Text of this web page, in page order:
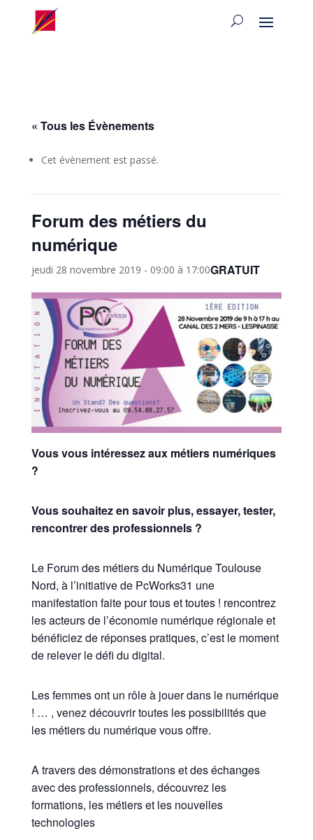
« Tous les Évènements
Cet évènement est passé.
Forum des métiers du
numérique
jeudi 28 novembre 2019 - 09:00 à 17:00GRATUIT
Vous vous intéressez aux métiers numériques
?
Vous souhaitez en savoir plus, essayer, tester,
rencontrer des professionnels ?
Le Forum des métiers du Numérique Toulouse
Nord, à l’initiative de PcWorks31 une
manifestation faite pour tous et toutes ! rencontrez
les acteurs de l’économie numérique régionale et
bénéficiez de réponses pratiques, c’est le moment
de relever le défi du digital.
Les femmes ont un rôle à jouer dans le numérique
! … , venez découvrir toutes les possibilités que
les métiers du numérique vous offre.
A travers des démonstrations et des échanges
avec des professionnels, découvrez les
formations, les métiers et les nouvelles
technologies